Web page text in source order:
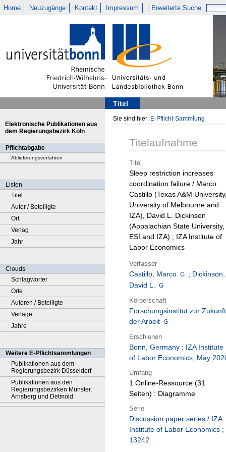
Home Neuzugänge Kontakt Impressum Erweiterte Suche
Titel
Elektronische Publikationen aus
dem Regierungsbezirk Köln
Pflichtabgabe
Ablieferungsverfahren
Listen
Titel
Autor / Beteiligte
Ort
Verlag
Jahr
Clouds
Schlagwörter
Orte
Autoren / Beteiligte
Verlage
Jahre
Weitere E-Pflichtsammlungen
Publikationen aus dem
Regierungsbezirk Düsseldorf
Publikationen aus den
Regierungsbezirken Münster,
Arnsberg und Detmold
Sie sind hier: E-Pflicht-Sammlung
Titelaufnahme
Titel
Sleep restriction increases
coordination failure / Marco
Castillo (Texas A&M
University of Melbourne and
IZA), David L. Dickinson
(Appalachian State University,
ESI and IZA) ; IZA Institute of
Labor Economics
Verfasser
Castillo, Marco ; Dickinson,
David L.
Körperschaft
Forschungsinstitut zur Zukunft
der Arbeit
Erschienen
Bonn, Germany : IZA Institute
of Labor Economics, May
Umfang
1 Online-Ressource (31
Seiten) : Diagramme
Serie
Discussion paper series / IZA
Institute of Labor Economics ;
13242